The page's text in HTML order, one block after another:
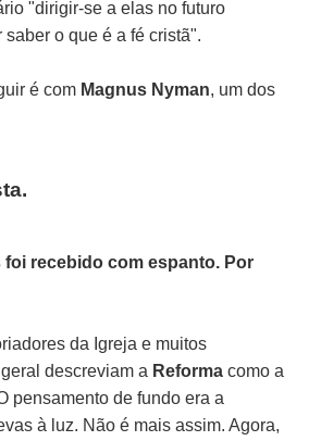
"dirigir-se a elas no futuro
o que é a fé cristã".
é com Magnus Nyman, um dos
foi recebido com espanto. Por
da Igreja e muitos
descreviam a Reforma como a
pensamento de fundo era a
à luz. Não é mais assim. Agora,